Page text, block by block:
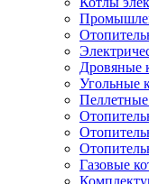
Дровяные
Угольные
Газовые